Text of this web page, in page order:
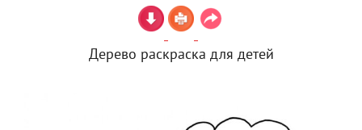
Дерево раскраска для детей